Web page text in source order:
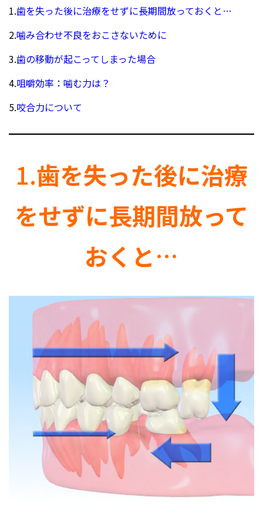
1.歯を失った後に治療をせずに長期間放っておくと…
2.噛み合わせ不良をおこさないために
3.歯の移動が起こってしまった場合
4.咀嚼効率：噛む力は？
5.咬合力について
1.歯を失った後に治療
をせずに長期間放って
おくと…